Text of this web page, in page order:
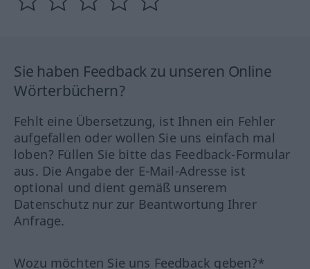
Sie haben Feedback zu unseren Online
Wörterbüchern?
Fehlt eine Übersetzung, ist Ihnen ein Fehler
aufgefallen oder wollen Sie uns einfach mal
loben? Füllen Sie bitte das Feedback-Formular
aus. Die Angabe der E-Mail-Adresse ist
optional und dient gemäß unserem
Datenschutz nur zur Beantwortung Ihrer
Anfrage.
Wozu möchten Sie uns Feedback geben?*